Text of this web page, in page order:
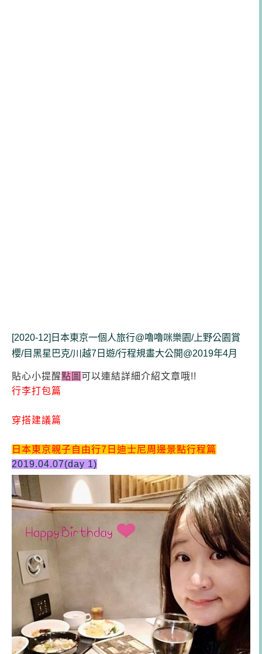
[2020-12]日本東京一個人旅行@嚕嚕咪樂園/上野公園賞
櫻/目黑星巴克/川越7日遊/行程規畫大公開@2019年4月
貼心小提醒點圖 可以連結詳細介紹文章哦!!
行李打包篇
穿搭建議篇
日本東京親子自由行7日迪士尼周邊景點行程篇
2019.04.07(day 1)